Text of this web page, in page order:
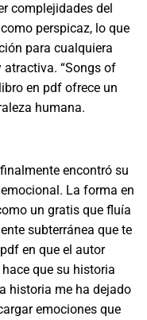
complejidades del
perspicaz, lo que
para cualquiera
“Songs of
en pdf ofrece un
humana.
encontró su
La forma en
un gratis que fluía
subterránea que te
en que el autor
que su historia
historia me ha dejado
emociones que